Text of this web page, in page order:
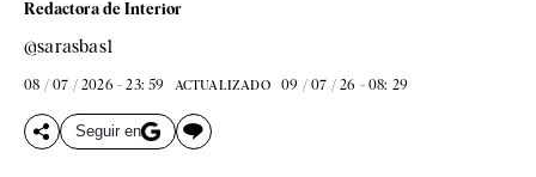
Redactora de Interior
@sarasbas1
08 / 07 / 2026 - 23: 59 ACTUALIZADO 09 / 07 / 26 - 08: 29
Seguir en